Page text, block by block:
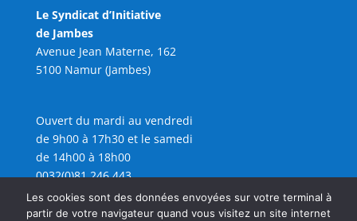
Le Syndicat d’Initiative
de Jambes
Avenue Jean Materne, 162
5100 Namur (Jambes)
Ouvert du mardi au vendredi
de 9h00 à 17h30 et le samedi
de 14h00 à 18h00
0032(0)81 246 443
info@sijambes.be
Les cookies sont des données envoyées sur votre terminal à
partir de votre navigateur quand vous visitez un site internet